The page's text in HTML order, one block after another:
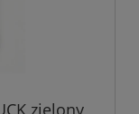
zielony